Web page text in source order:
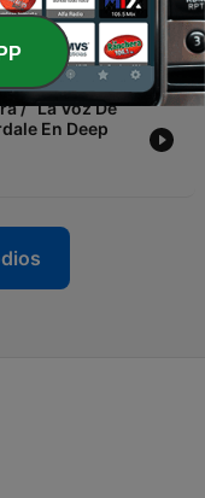
El Heavy Metal
/ “La Voz De
En Deep